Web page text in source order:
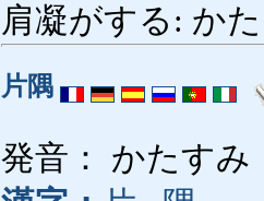
肩凝がする: か
片隅
発音： かたすみ